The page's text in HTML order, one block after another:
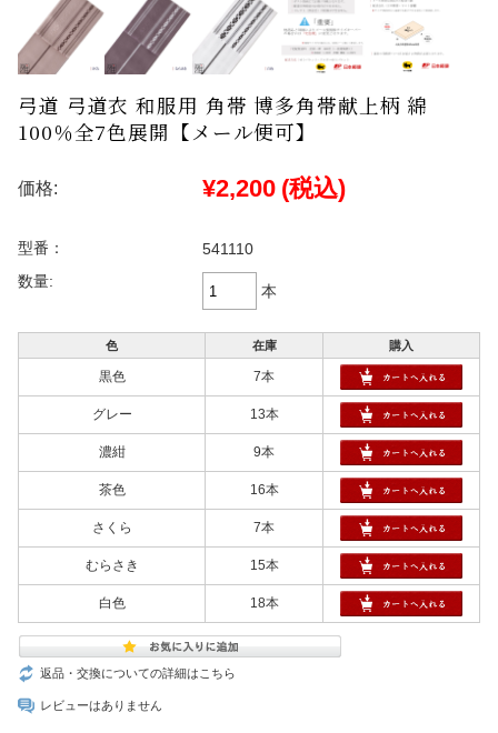
弓道 弓道衣 和服用 角帯 博多角帯献上柄 綿
100％全7色展開【メール便可】
価格: ¥2,200 (税込)
型番：
541110
数量:
本
色 在庫 購入
黒色 7本
グレー 13本
濃紺 9本
茶色 16本
さくら 7本
むらさき 15本
白色 18本
返品・交換についての詳細はこちら
レビューはありません